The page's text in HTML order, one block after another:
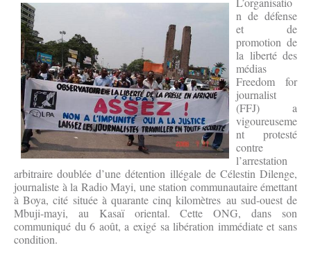
n de défense
et de
promotion de
la liberté des
médias
Freedom for
journalist
(FFJ) a
vigoureuseme
nt protesté
contre
l’arrestation
arbitraire doublée d’une détention illégale de Célestin Dilenge,
journaliste à la Radio Mayi, une station communautaire émettant
à Boya, cité située à quarante cinq kilomètres au sud-ouest de
Mbuji-mayi, au Kasaï oriental. Cette ONG, dans son
communiqué du 6 août, a exigé sa libération immédiate et sans
condition.